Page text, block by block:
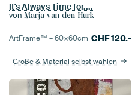
It's Always Time for....
von Marja van den Hurk
ArtFrame™ –60×60cm CHF120.-
Größe & Material selbst wählen